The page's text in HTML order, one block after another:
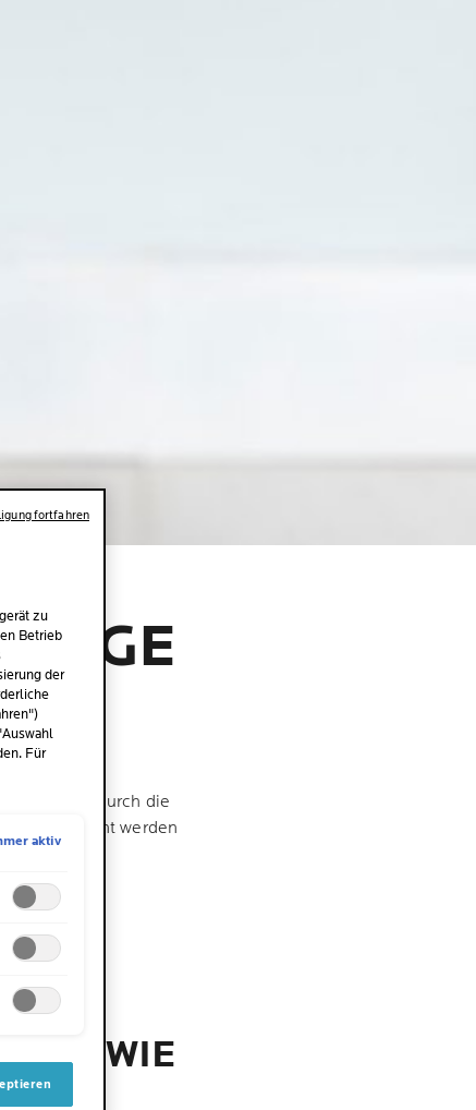
F
das oft durch die
entfernt werden
UND WIE
zu
Betrieb
der
Für
aktiv
fortfahren